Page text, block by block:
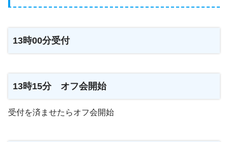
13時00分受付
13時15分 オフ会開始
受付を済ませたらオフ会開始